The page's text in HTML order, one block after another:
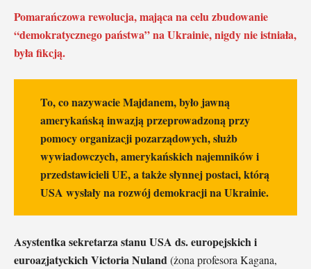
Pomarańczowa rewolucja, mająca na celu zbudowanie
“demokratycznego państwa” na Ukrainie, nigdy nie istniała,
była fikcją.
To, co nazywacie Majdanem, było jawną
amerykańską inwazją przeprowadzoną przy
pomocy organizacji pozarządowych, służb
wywiadowczych, amerykańskich najemników i
przedstawicieli UE, a także słynnej postaci, którą
USA wysłały na rozwój demokracji na Ukrainie.
Asystentka sekretarza stanu USA ds. europejskich i
euroazjatyckich Victoria Nuland(żona profesora Kagana,